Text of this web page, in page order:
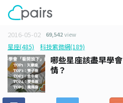
2016-05-02 69,542view
星座(485)
科技紫微網(189)
哪些星座該盡早學
情？